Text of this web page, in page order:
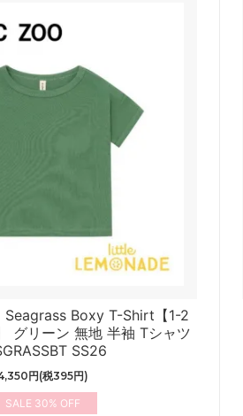
Seagrass Boxy T-Shirt【1-2
グリーン 無地 半袖 Tシャツ
SS26
円(税395円)
30%